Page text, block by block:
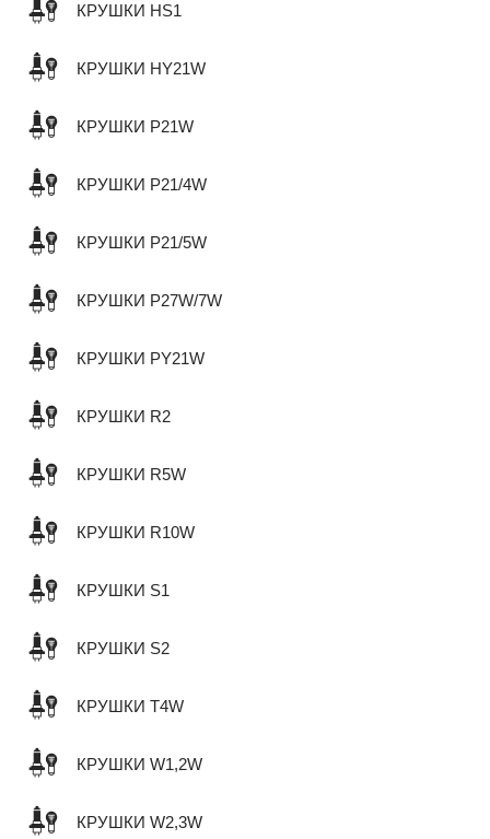
КРУШКИ HS1
КРУШКИ HY21W
КРУШКИ P21W
КРУШКИ P21/4W
КРУШКИ P21/5W
КРУШКИ P27W/7W
КРУШКИ PY21W
КРУШКИ R2
КРУШКИ R5W
КРУШКИ R10W
КРУШКИ S1
КРУШКИ S2
КРУШКИ T4W
КРУШКИ W1,2W
КРУШКИ W2,3W